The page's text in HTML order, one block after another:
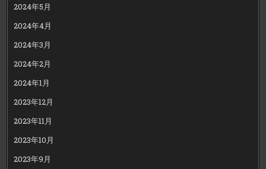
2024年5月
2024年4月
2024年3月
2024年2月
2024年1月
2023年12月
2023年11月
2023年10月
2023年9月